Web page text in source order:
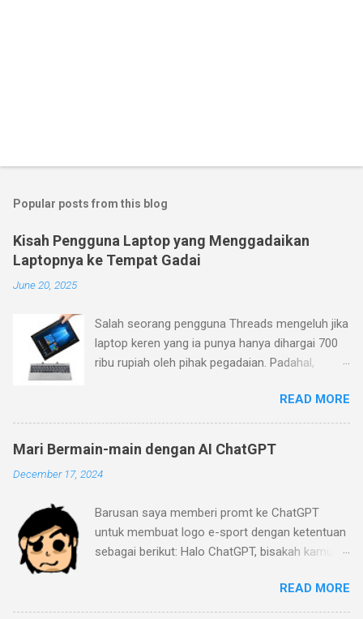
Popular posts from this blog
Kisah Pengguna Laptop yang Menggadaikan
Laptopnya ke Tempat Gadai
June 20, 2025
Salah seorang pengguna Threads mengeluh jika
laptop keren yang ia punya hanya dihargai 700
ribu rupiah oleh pihak pegadaian. Padahal,
jadul (pembelian Januari 2023), sementara ia
mengajukan barang ke pegadaian pada Januari
2024. Menurutnya, laptop yang ia beli memiliki
desain dan fitur yang keren (keyboard yang bisa
dilepas dan layar sentuh dengan warna mineral
apakah Pegadaian BUMN dengan logo hijau
atau pegadaian yang umum ada di pinggir-
pinggir jalan) beralasan bahwa laptop itu
hanya Celeron N4020 2C/2T dengan clock
READ MORE
Mari Bermain-main dengan AI ChatGPT
December 17, 2024
Barusan saya memberi promt ke ChatGPT
untuk membuat logo e-sport dengan ketentuan
sebagai berikut: Halo ChatGPT, bisakah kamu
gaya klub e-sport Mobile Legend? saya mau
logo ada tulisan "Strip-IT" dan berikan sentuhan
READ MORE